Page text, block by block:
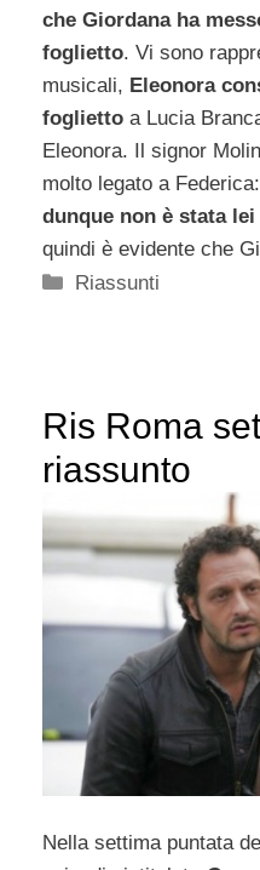
che Giordana ha
foglietto. Vi sono
musicali, Eleonora
foglietto a Lucia
Eleonora. Il signor
molto legato a Federica:
dunque non è stata
quindi è evidente che
Categorie
Riassunti
Ris Roma
riassunto
Nella settima puntata